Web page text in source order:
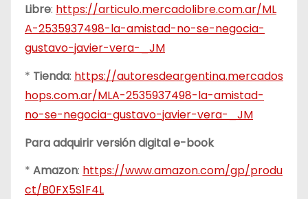
Libre: https://articulo.mercadolibre.com.ar/ML
A-2535937498-la-amistad-no-se-negocia-
gustavo-javier-vera-_JM
* Tienda: https://autoresdeargentina.mercados
hops.com.ar/MLA-2535937498-la-amistad-
no-se-negocia-gustavo-javier-vera-_JM
Para adquirir versión digital e-book
* Amazon: https://www.amazon.com/gp/produ
ct/B0FX5S1F4L